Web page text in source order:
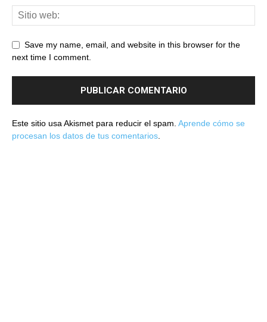
Save my name, email, and website in this browser for the
next time I comment.
Este sitio usa Akismet para reducir el spam. Aprende cómo se
procesan los datos de tus comentarios.